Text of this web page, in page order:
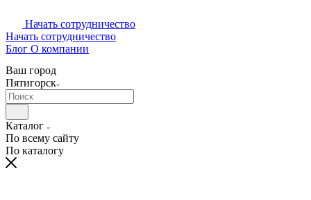
Начать сотрудничество
Начать сотрудничество
Блог О компании
Ваш город
Пятигорск
Каталог
По всему сайту
По каталогу